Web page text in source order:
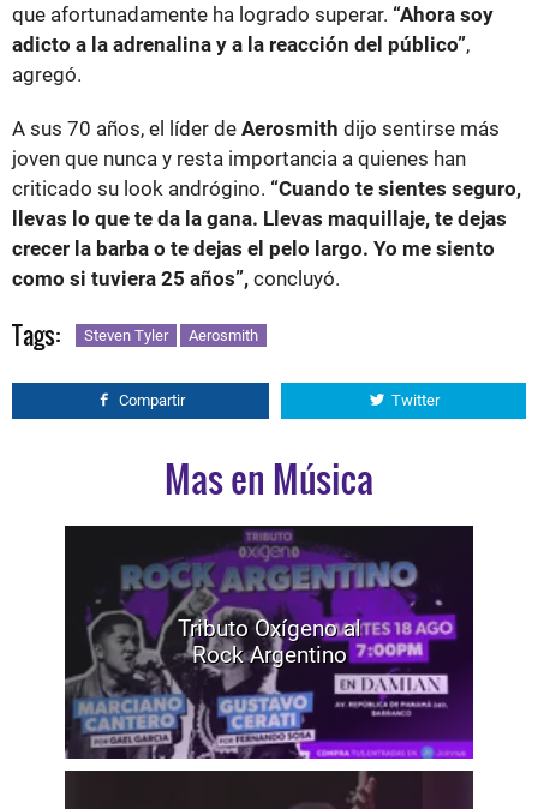
que afortunadamente ha logrado superar. “Ahora soy
adicto a la adrenalina y a la reacción del público”,
agregó.
A sus 70 años, el líder de Aerosmith dijo sentirse más
joven que nunca y resta importancia a quienes han
criticado su look andrógino. “Cuando te sientes seguro,
llevas lo que te da la gana. Llevas maquillaje, te dejas
crecer la barba o te dejas el pelo largo. Yo me siento
como si tuviera 25 años”, concluyó.
Tags: Steven Tyler Aerosmith
Compartir Twitter
Mas en Música
Tributo Oxígeno al
Rock Argentino